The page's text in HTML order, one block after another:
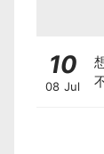
10
08 Jul